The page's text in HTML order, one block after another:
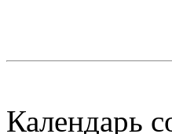
Календарь